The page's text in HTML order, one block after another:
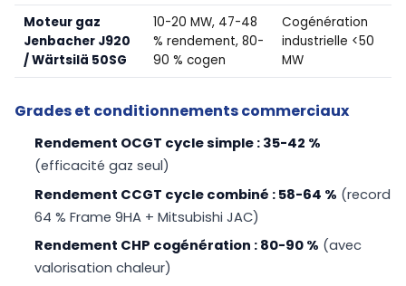
Moteur gaz
Jenbacher J920
/ Wärtsilä 50SG
10-20 MW, 47-48
% rendement, 80-
90 % cogen
Cogénération
industrielle <50
MW
Grades et conditionnements commerciaux
Rendement OCGT cycle simple : 35-42 %
(efficacité gaz seul)
Rendement CCGT cycle combiné : 58-64 % (record
64 % Frame 9HA + Mitsubishi JAC)
Rendement CHP cogénération : 80-90 % (avec
valorisation chaleur)